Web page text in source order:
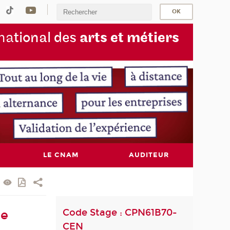
tional des arts et métiers
LE CNAM AUDITEUR
Code Stage : CPN61B70-
CEN